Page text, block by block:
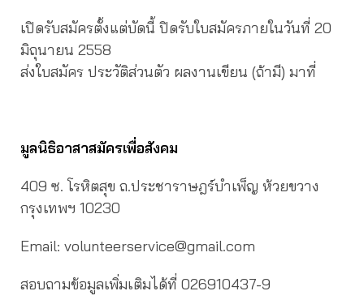
เปิดรับสมัครตั้งแต่บัดนี้ ปิดรับใบสมัครภายในวันที่ 20
มิถุนายน 2558
ส่งใบสมัคร ประวัติส่วนตัว ผลงานเขียน (ถ้ามี) มาที่
มูลนิธิอาสาสมัครเพื่อสังคม
409 ซ. โรหิตสุข ถ.ประชาราษฎร์บำเพ็ญ ห้วยขวาง
กรุงเทพฯ 10230
Email: volunteerservice@gmail.com
สอบถามข้อมูลเพิ่มเติมได้ที่ 026910437-9